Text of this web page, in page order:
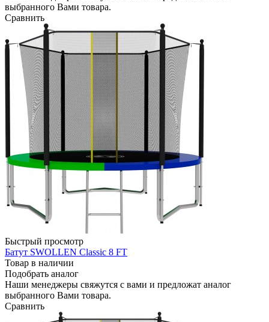
выбранного Вами товара.
Сравнить
Быстрый просмотр
Батут SWOLLEN Classic 8 FT
Товар в наличии
Подобрать аналог
Наши менеджеры свяжутся с вами и предложат аналог
выбранного Вами товара.
Сравнить